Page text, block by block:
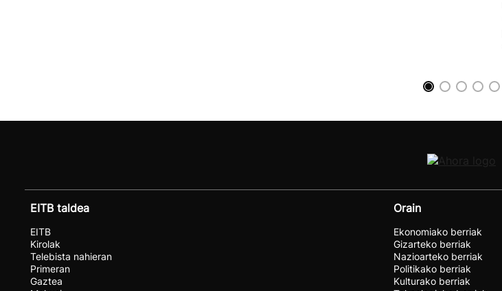
EITB taldea
EITB
Kirolak
Telebista nahieran
Primeran
Gaztea
Orain
Ekonomiako berriak
Gizarteko berriak
Nazioarteko berriak
Politikako berriak
Kulturako berriak